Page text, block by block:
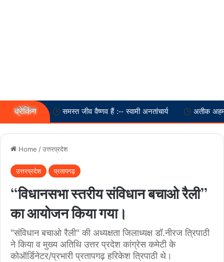
ब्रेकिंगसमस्त जीव वैष्णव हैं :-- स्वामी अनतांचार्य अतीक अहमद के बेटे
Home /उत्तरप्रदेश
उत्तरप्रदेश प्रतापगढ़
“विधानसभा स्तरीय संविधान बचाओ रैली”
का आयोजन किया गया।
"संविधान बचाओ रैली" की अध्यक्षता जिलाध्यक्ष डॉ.नीरज त्रिपाठी
ने किया व मुख्य अतिथि उत्तर प्रदेश कांग्रेस कमेटी के
कोऑर्डिनेटर/प्रभारी प्रतापगढ़ हरिकेश त्रिपाठी थे।